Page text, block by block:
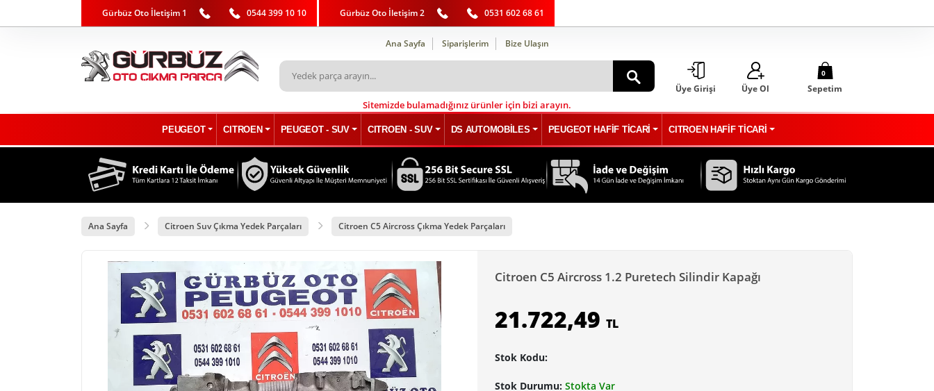
Gürbüz Oto İletişim 1 0544 399 10 10 Gürbüz Oto İletişim 2 0531 602 68 61
Ana Sayfa Siparişlerim Bize Ulaşın
Sitemizde bulamadığınız ürünler için bizi arayın.
Üye Girişi Üye Ol
0
Sepetim
PEUGEOT CITROEN PEUGEOT - SUV CITROEN - SUV DS AUTOMOBİLES PEUGEOT HAFİF TİCARİ CITROEN HAFİF TİCARİ
Ana Sayfa Citroen Suv Çıkma Yedek Parçaları Citroen C5 Aircross Çıkma Yedek Parçaları
Citroen C5 Aircross 1.2 Puretech Silindir Kapağı
21.722,49 TL
Stok Kodu:
Stok Durumu: Stokta Var